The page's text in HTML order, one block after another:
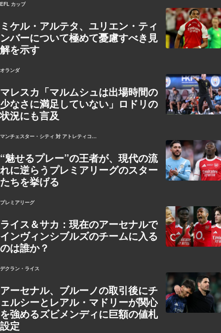
EFL カップ
ミケル・アルテタ、ユリエン・ティ
ンバーについて極めて憂慮すべき見
解を示す
オランダ
マレスカ「マルムシュは出場時間の
少なさに満足していない」ロドリの
状況にも言及
マンチェスター・シティ 対 アトレティコ・マドリー
“魅せるプレー”の王者が、現代の流
れに逆らうプレミアリーグのスター
たちを挙げる
プレミアリーグ
ライス＆サカ：現在のアーセナルで
インヴィンシブルズのチームに入る
のは誰か？
デクラン・ライス
アーセナル、ブルーノの取引後にチ
ェルシーとレアル・マドリーが関心
を強めるズビメンディに巨額の値札
設定